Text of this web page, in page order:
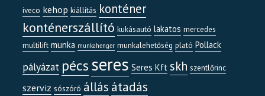
iveco kehop kiállítás konténer
konténerszállító kukásautó lakatos mercedes
multilift munka munkahenger munkalehetőség plató Pollack
pályázat pécsseres Seres Kft skh szentlőrinc
szerviz sószóró állás átadás